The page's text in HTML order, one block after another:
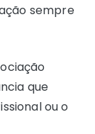
sempre
que
ou o